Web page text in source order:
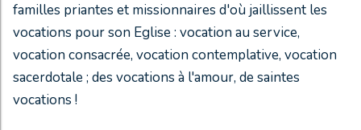
familles priantes et missionnaires d'où jaillissent les
vocations pour son Eglise : vocation au service,
vocation consacrée, vocation contemplative, vocation
sacerdotale ; des vocations à l'amour, de saintes
vocations !